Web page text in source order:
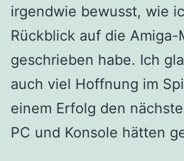
irgendwie bewusst, wie
Rückblick auf die Amiga-
geschrieben habe. Ich
auch viel Hoffnung im
einem Erfolg den
PC und Konsole hätten